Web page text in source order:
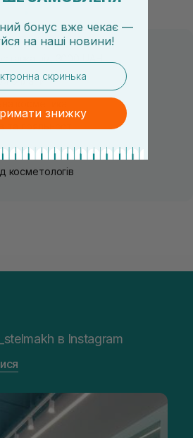
оплати
косметика
та лояльності
товари
косметологів
в Instagram
бонус вже чекає —
на наші новини!
знижку